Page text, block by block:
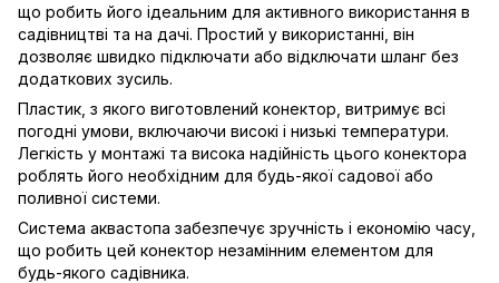
що робить його ідеальним для активного використання в
садівництві та на дачі. Простий у використанні, він
дозволяє швидко підключати або відключати шланг без
додаткових зусиль.
Пластик, з якого виготовлений конектор, витримує всі
погодні умови, включаючи високі і низькі температури.
Легкість у монтажі та висока надійність цього конектора
роблять його необхідним для будь-якої садової або
поливної системи.
Система аквастопа забезпечує зручність і економію часу,
що робить цей конектор незамінним елементом для
будь-якого садівника.